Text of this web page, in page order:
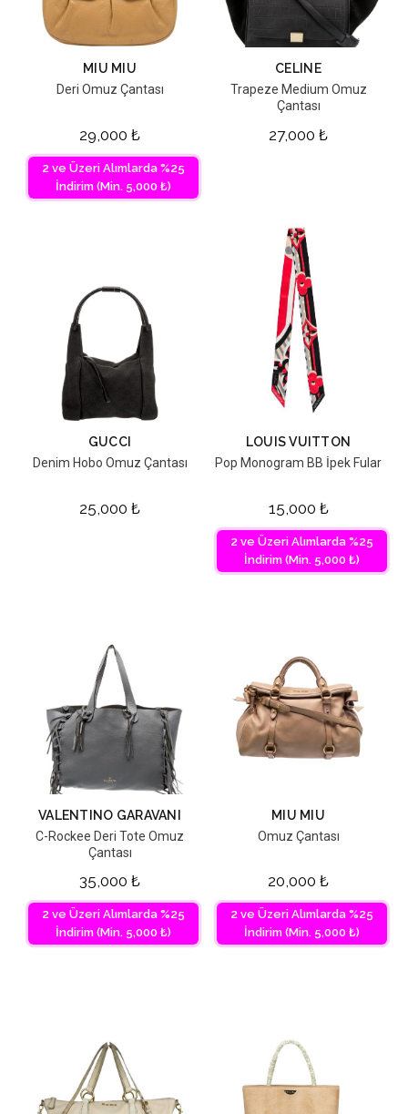
MIU MIU
Deri Omuz Çantası
29,000 ₺
2 ve Üzeri Alımlarda %25
İndirim (Min. 5,000 ₺)
CELINE
Trapeze Medium Omuz
Çantası
27,000 ₺
GUCCI
Denim Hobo Omuz Çantası
25,000 ₺
LOUIS VUITTON
Pop Monogram BB İpek Fular
15,000 ₺
2 ve Üzeri Alımlarda %25
İndirim (Min. 5,000 ₺)
VALENTINO GARAVANI
C-Rockee Deri Tote Omuz
Çantası
35,000 ₺
2 ve Üzeri Alımlarda %25
İndirim (Min. 5,000 ₺)
MIU MIU
Omuz Çantası
20,000 ₺
2 ve Üzeri Alımlarda %25
İndirim (Min. 5,000 ₺)